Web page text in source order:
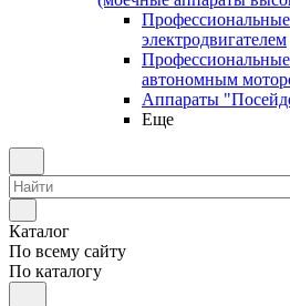
электродвигателем
автономным
Аппараты
Еще
Каталог
По всему сайту
По каталогу